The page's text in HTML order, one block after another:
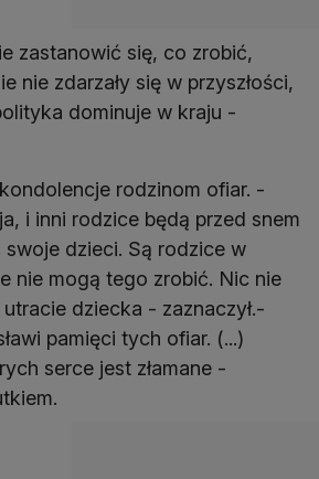
zastanowić się, co zrobić,
nie zdarzały się w przyszłości,
dominuje w kraju -
kondolencje rodzinom ofiar. -
i inni rodzice będą przed snem
dzieci. Są rodzice w
nie mogą tego zrobić. Nic nie
dziecka - zaznaczył.-
pamięci tych ofiar. (...)
serce jest złamane -